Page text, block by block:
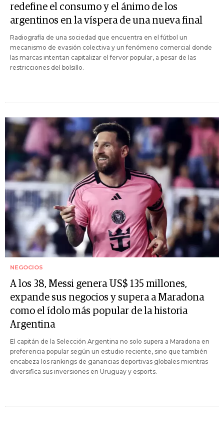
redefine el consumo y el ánimo de los
argentinos en la víspera de una nueva final
Radiografía de una sociedad que encuentra en el fútbol un
mecanismo de evasión colectiva y un fenómeno comercial donde
las marcas intentan capitalizar el fervor popular, a pesar de las
restricciones del bolsillo.
NEGOCIOS
A los 38, Messi genera US$ 135 millones,
expande sus negocios y supera a Maradona
como el ídolo más popular de la historia
Argentina
El capitán de la Selección Argentina no solo supera a Maradona en
preferencia popular según un estudio reciente, sino que también
encabeza los rankings de ganancias deportivas globales mientras
diversifica sus inversiones en Uruguay y esports.